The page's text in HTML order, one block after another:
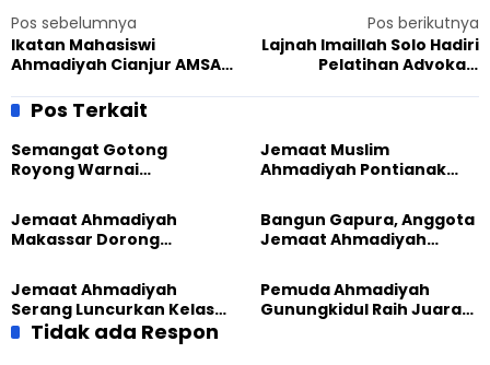
Pos sebelumnya
Ikatan Mahasiswi
Ahmadiyah Cianjur AMSAW
Pentingnya Kejujuran
Pos berikutnya
Lajnah Imaillah Solo Hadiri
Pelatihan Advokasi
Berkeyakinan
Pos Terkait
Semangat Gotong
Royong Warnai
Masjid di Jemaat
Ahmadiyah Sukapura
Jemaat Muslim
Ahmadiyah Pontianak
Jemaat Ahmadiyah
Makassar Dorong
Lewat Edukasi Ekoteologi
Bangun Gapura, Anggota
Jemaat Ahmadiyah
Sambut HUT RI ke-81
Jemaat Ahmadiyah
Serang Luncurkan Kelas
Tatar, Fokus Cetak
Pemuda Ahmadiyah
Gunungkidul Raih Juara
Tidak ada Respon